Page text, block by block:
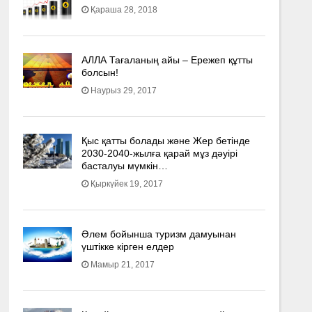
Қараша 28, 2018
АЛЛА Тағаланың айы – Ережеп құтты
болсын!
Наурыз 29, 2017
Қыс қатты болады және Жер бетінде
2030-2040­-жылға қарай мұз дәуірі
басталуы мүмкін…
Қыркүйек 19, 2017
Әлем бойынша туризм дамуынан
үштікке кірген елдер
Мамыр 21, 2017